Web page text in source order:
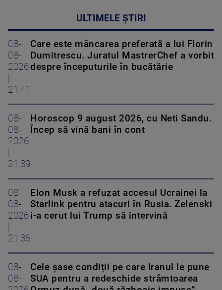
ULTIMELE ȘTIRI
08-
08-
2026
21:41
Care este mâncarea preferată a lui Florin
Dumitrescu. Juratul MastrerChef a vorbit
despre începuturile în bucătărie
08-
08-
2026
21:39
Horoscop 9 august 2026, cu Neti Sandu.
Încep să vină bani în cont
08-
08-
2026
21:36
Elon Musk a refuzat accesul Ucrainei la
Starlink pentru atacuri în Rusia. Zelenski
i-a cerut lui Trump să intervină
08-
08-
Cele șase condiții pe care Iranul le pune
SUA pentru a redeschide strâmtoarea